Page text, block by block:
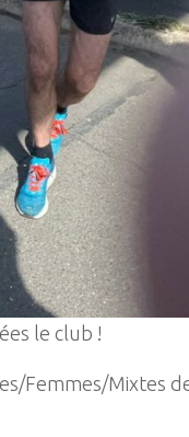
le club !
Femmes/Mixtes